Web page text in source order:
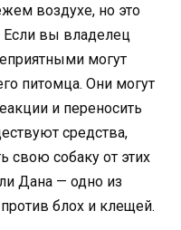
воздухе, но это
вы владелец
могут
питомца. Они могут
и переносить
средства,
свою собаку от этих
Дана — одно из
блох и клещей.